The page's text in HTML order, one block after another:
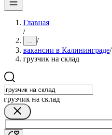
Главная
/
... /
вакансии в Калининграде/
грузчик на склад
грузчик на склад